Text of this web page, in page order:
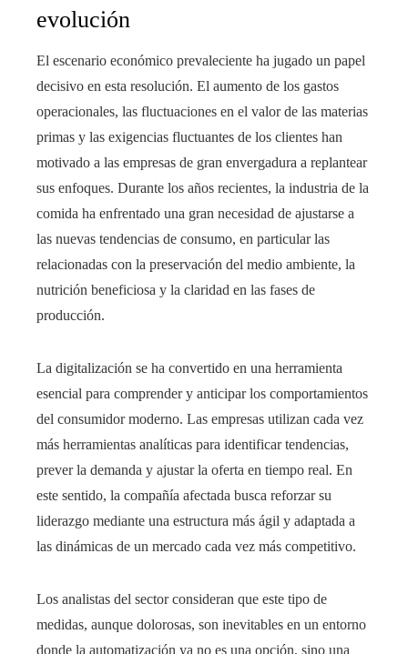
evolución
El escenario económico prevaleciente ha jugado un papel
decisivo en esta resolución. El aumento de los gastos
operacionales, las fluctuaciones en el valor de las materias
primas y las exigencias fluctuantes de los clientes han
motivado a las empresas de gran envergadura a replantear
sus enfoques. Durante los años recientes, la industria de la
comida ha enfrentado una gran necesidad de ajustarse a
las nuevas tendencias de consumo, en particular las
relacionadas con la preservación del medio ambiente, la
nutrición beneficiosa y la claridad en las fases de
producción.
La digitalización se ha convertido en una herramienta
esencial para comprender y anticipar los comportamientos
del consumidor moderno. Las empresas utilizan cada vez
más herramientas analíticas para identificar tendencias,
prever la demanda y ajustar la oferta en tiempo real. En
este sentido, la compañía afectada busca reforzar su
liderazgo mediante una estructura más ágil y adaptada a
las dinámicas de un mercado cada vez más competitivo.
Los analistas del sector consideran que este tipo de
medidas, aunque dolorosas, son inevitables en un entorno
donde la automatización ya no es una opción, sino una